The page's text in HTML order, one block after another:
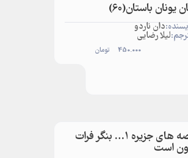
یونان باستان(60)
دان ناردو
لیلا رضایی
450.000 تومان
قصه های جزیره 1… بنگر فرات
است